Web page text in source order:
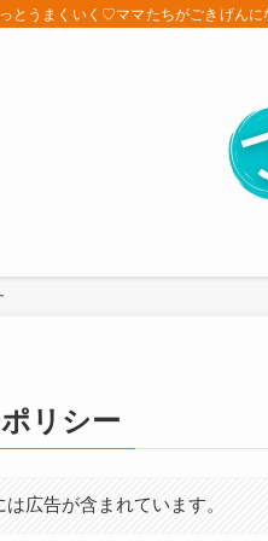
とうまくいく♡ママたちがごきげんに
リシー
広告が含まれています。